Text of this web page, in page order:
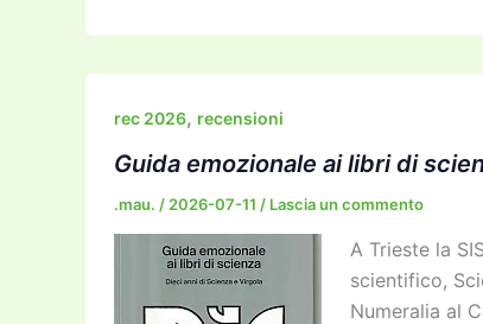
c
e
b
o
o
k
itt
er
ai
l
ai
l
st
o
o
n
e
gr
m
p
y
n
rec 2026, recensioni
Guida emozionale ai libri di
.mau. / 2026-07-11 / Lascia un commento
A Trieste la
scientifico,
Numeralia al